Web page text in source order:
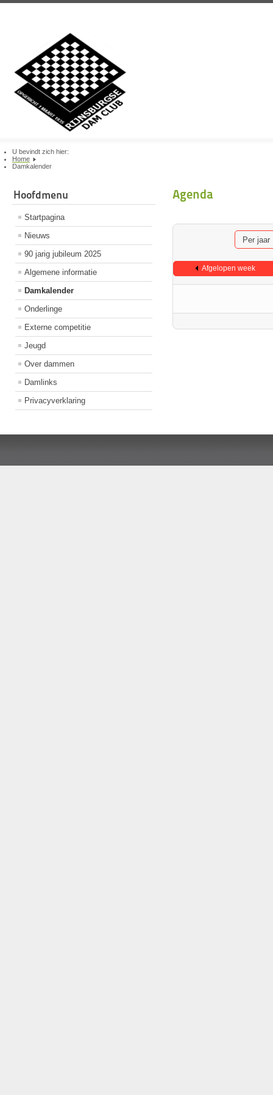
U bevindt zich hier:
Home
Damkalender
Hoofdmenu
Startpagina
Nieuws
90 jarig jubileum 2025
Algemene informatie
Damkalender
Onderlinge
Externe competitie
Jeugd
Over dammen
Damlinks
Privacyverklaring
Agenda
Per jaar
Afgelopen week